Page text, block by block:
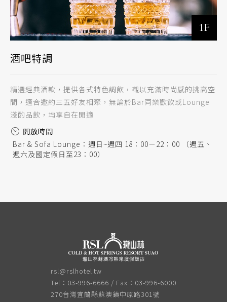
1F
酒吧特調
精選經典酒款，提供各式特色調飲，襯以充滿時尚感的挑高空
間，適合邀約三五好友相聚，無論於Bar同樂歡飲或Lounge
淺酌品飲，均享自在閒適
開放時間
Bar & Sofa Lounge：週日~週四 18：00－22：00 （週五、
週六及國定假日至23：00）
rsl@rslhotel.tw
Tel：03-996-6666 / Fax：03-996-6000
270台灣宜蘭縣蘇澳鎮中原路301號